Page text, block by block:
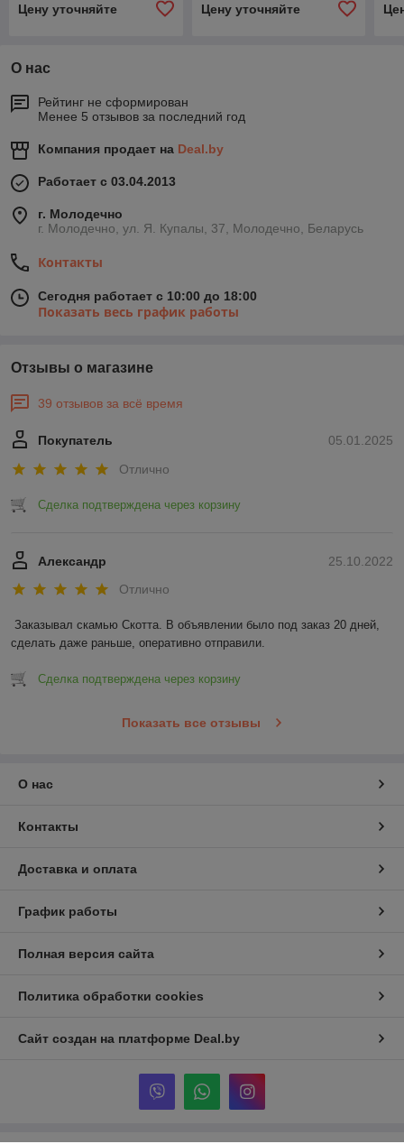
Цену уточняйте
Цену уточняйте
О нас
Рейтинг не сформирован
Менее 5 отзывов за последний год
Компания продает на Deal.by
Работает с 03.04.2013
г. Молодечно
г. Молодечно, ул. Я. Купалы, 37, Молодечно, Беларусь
Контакты
Сегодня работает с 10:00 до 18:00
Показать весь график работы
Отзывы о магазине
39 отзывов за всё время
05.01.2025
Покупатель
Отлично
Сделка подтверждена через корзину
25.10.2022
Александр
Отлично
Заказывал скамью Скотта. В объявлении было под заказ 20 дней,
сделать даже раньше, оперативно отправили.
Сделка подтверждена через корзину
Показать все отзывы
О нас
Контакты
Доставка и оплата
График работы
Полная версия сайта
Политика обработки cookies
Сайт создан на платформе Deal.by